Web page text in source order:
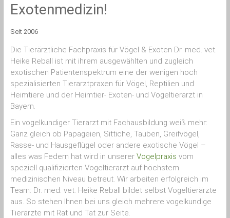
Exoten
München
für
|
Vogelpraxis
&
Vogeltierarzt
München
Vogelarzt
München
|
info@vogeltierarzt-
reball.de
Exotenmedizin!
Seit 2006
Die Tierärztliche Fachpraxis für Vögel & Exoten Dr. med. vet.
Heike Reball ist mit ihrem ausgewählten und zugleich
exotischen Patienten­spektrum eine der wenigen hoch
spezialisierten Tierarztpraxen für Vögel, Reptilien und
Heimtiere und der Heimtier- Exoten- und Vogeltierarzt in
Bayern.
Ein vogelkundiger Tierarzt mit Fachausbildung weiß mehr:
Ganz gleich ob Papageien, Sittiche, Tauben, Greifvögel,
Rasse- und Hausgeflügel oder andere exotische Vögel –
alles was Federn hat wird in unserer Vogelpraxis vom
speziell qualifizierten Vogeltierarzt auf höchstem
medizinischen Niveau betreut. Wir arbeiten erfolgreich im
Team: Dr. med. vet. Heike Reball bildet selbst Vogeltierärzte
aus. So stehen Ihnen bei uns gleich mehrere vogelkundige
Tierärzte mit Rat und Tat zur Seite.